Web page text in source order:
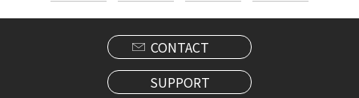
CONTACT
SUPPORT